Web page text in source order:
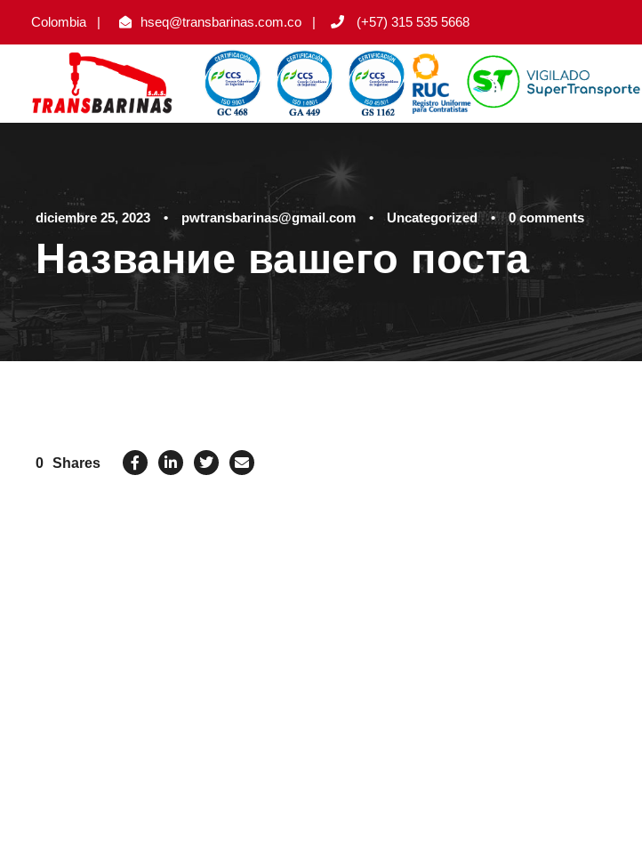
Colombia | hseq@transbarinas.com.co | (+57) 315 535 5668
diciembre 25, 2023 • pwtransbarinas@gmail.com • Uncategorized • 0 comments
Название вашего поста
0 Shares